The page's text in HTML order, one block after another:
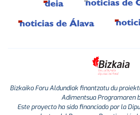
Bizkaiko Foru Aldundiak finantzatu du
Adimentsua Programaren
Este proyecto ha sido financiado por la